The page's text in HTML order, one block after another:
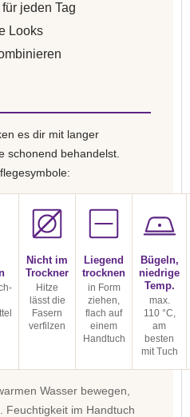
jeden Tag
Looks
es dir mit langer
schonend behandelst.
Nicht im
Trockner
Hitze
lässt die
Fasern
verfilzen
Liegend
trocknen
in Form
ziehen,
flach auf
einem
Handtuch
Bügeln,
niedrige
Temp.
max.
110 °C,
am
besten
mit Tuch
Wasser bewegen,
Feuchtigkeit im Handtuch